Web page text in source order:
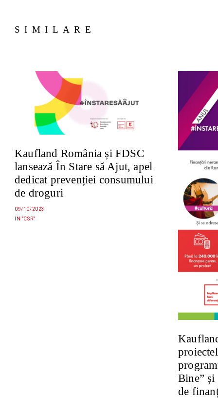
SIMILARE
Kaufland România și FDSC
lansează În Stare să Ajut, apel
dedicat prevenției consumului
de droguri
09/10/2023
IN "CSR"
Bine” și
de